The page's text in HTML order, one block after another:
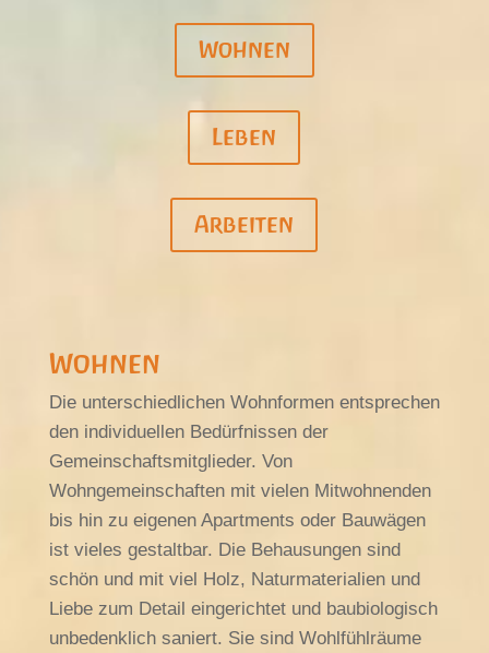
Wohnen
Leben
Arbeiten
Wohnen
Die unterschiedlichen Wohnformen entsprechen
den individuellen Bedürfnissen der
Gemeinschaftsmitglieder. Von
Wohngemeinschaften mit vielen Mitwohnenden
bis hin zu eigenen Apartments oder Bauwägen
ist vieles gestaltbar. Die Behausungen sind
schön und mit viel Holz, Naturmaterialien und
Liebe zum Detail eingerichtet und baubiologisch
unbedenklich saniert. Sie sind Wohlfühlräume